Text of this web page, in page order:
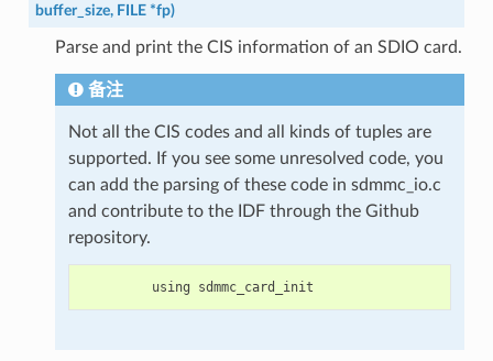
buffer_size, FILE *fp)
Parse and print the CIS information of an SDIO card.
备注
Not all the CIS codes and all kinds of tuples are
supported. If you see some unresolved code, you
can add the parsing of these code in sdmmc_io.c
and contribute to the IDF through the Github
repository.
using sdmmc_card_init